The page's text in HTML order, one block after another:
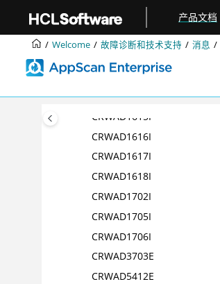
产品文档
Welcome 故障诊断和技术支持 消息
CRWAD1610I
CRWAD1611I
CRWAD1613I
CRWAD1614I
CRWAD1615I
CRWAD1616I
CRWAD1617I
CRWAD1618I
CRWAD1702I
CRWAD1705I
CRWAD1706I
CRWAD3703E
CRWAD5412E